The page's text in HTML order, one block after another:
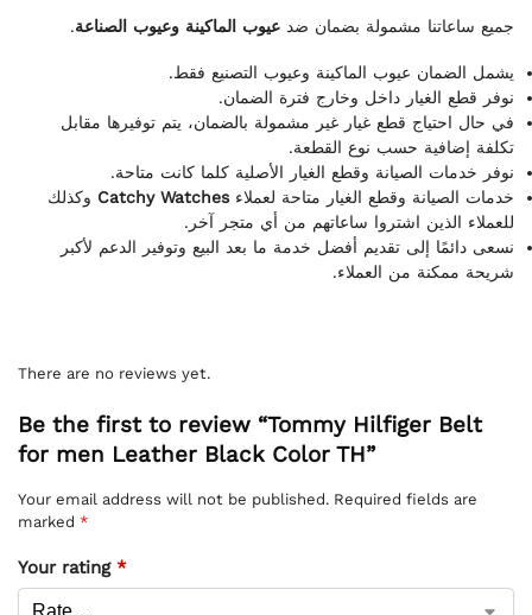
جميع ساعاتنا مشمولة بضمان ضد عيوب الماكينة وعيوب الصناعة.
يشمل الضمان عيوب الماكينة وعيوب التصنيع فقط.
نوفر قطع الغيار داخل وخارج فترة الضمان.
في حال احتياج قطع غيار غير مشمولة بالضمان، يتم توفيرها مقابل
تكلفة إضافية حسب نوع القطعة.
نوفر خدمات الصيانة وقطع الغيار الأصلية كلما كانت متاحة.
خدمات الصيانة وقطع الغيار متاحة لعملاءCatchy Watches وكذلك
للعملاء الذين اشتروا ساعاتهم من أي متجر آخر.
نسعى دائمًا إلى تقديم أفضل خدمة ما بعد البيع وتوفير الدعم لأكبر
شريحة ممكنة من العملاء.
There are no reviews yet.
Be the first to review “Tommy Hilfiger Belt
for men Leather Black Color TH”
Your email address will not be published. Required fields are
marked *
Your rating *